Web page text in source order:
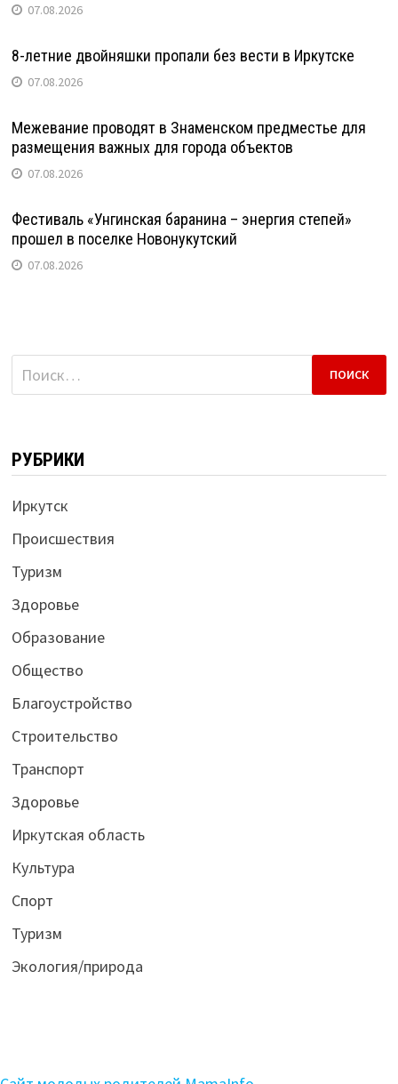
07.08.2026
8-летние двойняшки пропали без вести в Иркутске
07.08.2026
Межевание проводят в Знаменском предместье для
размещения важных для города объектов
07.08.2026
Фестиваль «Унгинская баранина – энергия степей»
прошел в поселке Новонукутский
07.08.2026
Найти:
РУБРИКИ
Иркутск
Происшествия
Туризм
Здоровье
Образование
Общество
Благоустройство
Строительство
Транспорт
Здоровье
Иркутская область
Культура
Спорт
Туризм
Экология/природа